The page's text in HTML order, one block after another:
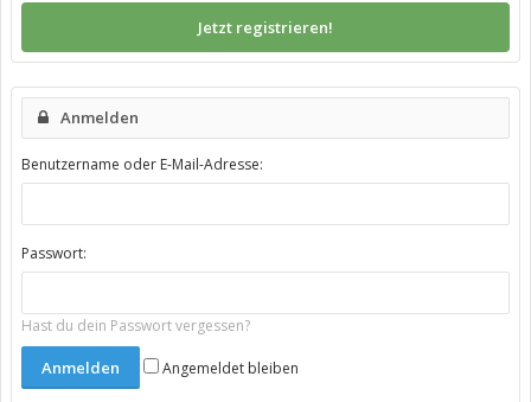
Jetzt registrieren!
Anmelden
Benutzername oder E-Mail-Adresse:
Passwort:
Hast du dein Passwort vergessen?
Angemeldet bleiben